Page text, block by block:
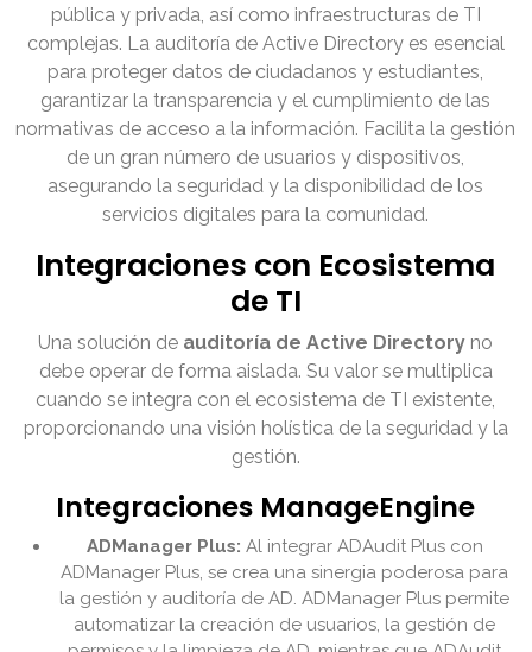
pública y privada, así como infraestructuras de TI
complejas. La auditoría de Active Directory es esencial
para proteger datos de ciudadanos y estudiantes,
garantizar la transparencia y el cumplimiento de las
normativas de acceso a la información. Facilita la gestión
de un gran número de usuarios y dispositivos,
asegurando la seguridad y la disponibilidad de los
servicios digitales para la comunidad.
Integraciones con Ecosistema
de TI
Una solución de auditoría de Active Directory no
debe operar de forma aislada. Su valor se multiplica
cuando se integra con el ecosistema de TI existente,
proporcionando una visión holística de la seguridad y la
gestión.
Integraciones ManageEngine
ADManager Plus: Al integrar ADAudit Plus con
ADManager Plus, se crea una sinergia poderosa para
la gestión y auditoría de AD. ADManager Plus permite
automatizar la creación de usuarios, la gestión de